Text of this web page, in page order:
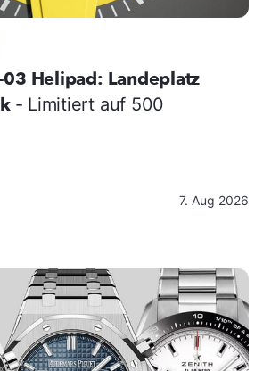
03 Helipad: Landeplatz
- Limitiert auf 500
7. Aug 2026